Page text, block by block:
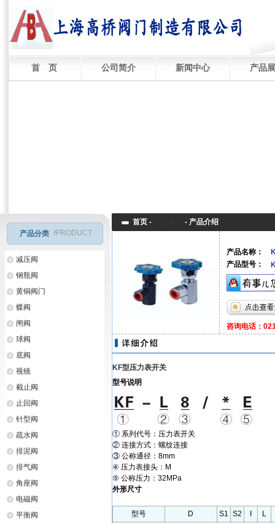
首 页 公司简介 新闻中心 产品
产品分类 /PRODUCT
减压阀
钢瓶阀
黄铜阀门
蝶阀
闸阀
球阀
底阀
视镜
截止阀
止回阀
针型阀
疏水阀
排泥阀
排气阀
角座阀
电磁阀
平衡阀
首页 - - 产品介绍
产品名称：
产品型号：
咨询电话：
KF型压力表开关
型号说明
① 系列代号：压力表开关
② 连接方式：螺纹连接
③ 公称通径：8mm
④ 压力表接头：M
⑤ 公称压力：32MPa
外形尺寸
型号 D S1 S2
L